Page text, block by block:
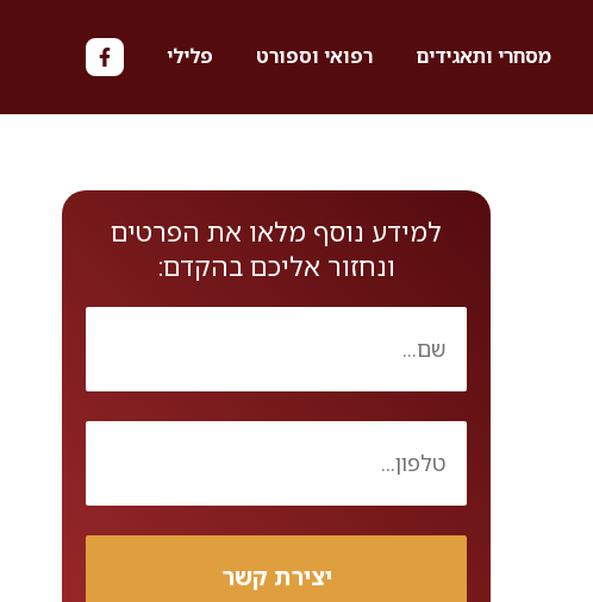
מסחרי ותאגידים רפואי וספורט פלילי
למידע נוסף מלאו את הפרטים
ונחזור אליכם בהקדם: